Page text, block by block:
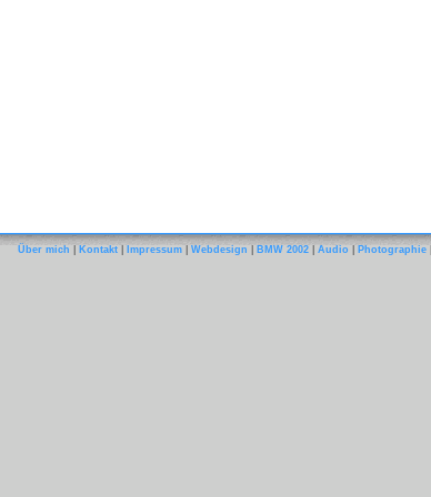
Über mich Kontakt| Impressum| Webdesign BMW 2002| Audio Photographie|